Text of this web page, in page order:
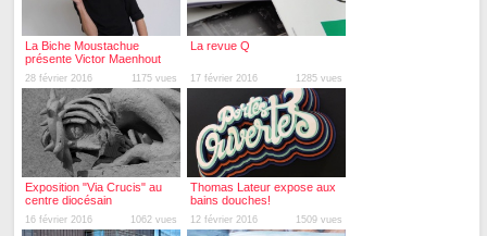
La Biche Moustachue
présente Victor Maenhout
28 février 2016 1175 vues
La revue Q
17 février 2016 1285 vues
Exposition "Via Crucis" au
centre diocésain
16 février 2016 1062 vues
Thomas Lateur expose aux
bains douches!
12 février 2016 1509 vues